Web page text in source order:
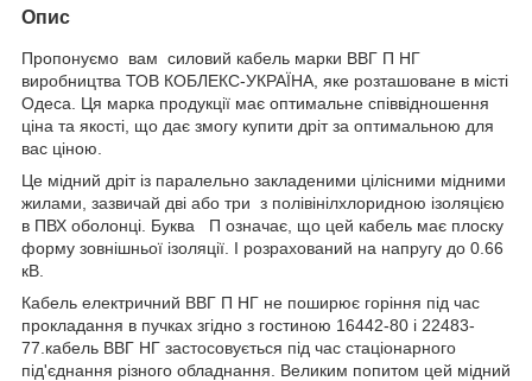
Опис
Пропонуємо вам силовий кабель марки ВВГ П НГ
виробництва ТОВ КОБЛЕКС-УКРАЇНА, яке розташоване в місті
Одеса. Ця марка продукції має оптимальне співвідношення
ціна та якості, що дає змогу купити дріт за оптимальною для
вас ціною.
Це мідний дріт із паралельно закладеними цілісними мідними
жилами, зазвичай дві або три з полівінілхлоридною ізоляцією
в ПВХ оболонці. Буква П означає, що цей кабель має плоску
форму зовнішньої ізоляції. І розрахований на напругу до 0.66
кВ.
Кабель електричний ВВГ П НГ не поширює горіння під час
прокладання в пучках згідно з гостиною 16442-80 і 22483-
77.кабель ВВГ НГ застосовується під час стаціонарного
під'єднання різного обладнання. Великим попитом цей мідний